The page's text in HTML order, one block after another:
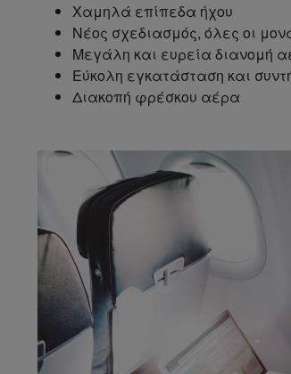
Χαμηλά επίπεδα ήχου
Νέος σχεδιασμός, όλες οι
Μεγάλη και ευρεία διανομή
Εύκολη εγκατάσταση και
Διακοπή φρέσκου αέρα